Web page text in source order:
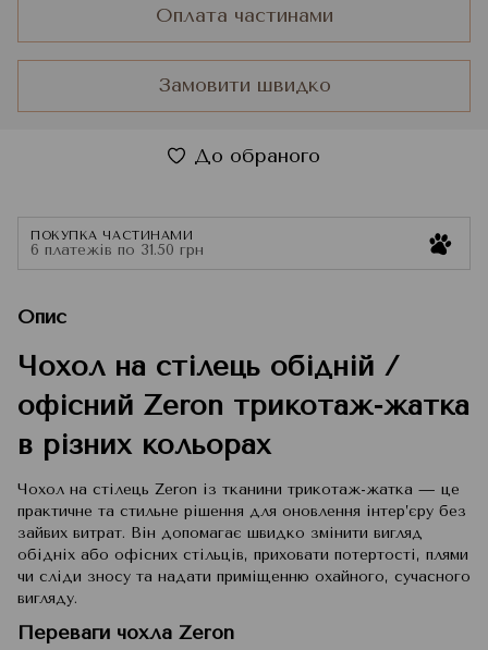
Оплата частинами
Замовити швидко
До обраного
ПОКУПКА ЧАСТИНАМИ
6 платежів по 31.50 грн
Опис
Чохол на стілець обідній /
офісний Zeron трикотаж-жатка
в різних кольорах
Чохол на стілець Zeron із тканини трикотаж-жатка — це
практичне та стильне рішення для оновлення інтер’єру без
зайвих витрат. Він допомагає швидко змінити вигляд
обідніх або офісних стільців, приховати потертості, плями
чи сліди зносу та надати приміщенню охайного, сучасного
вигляду.
Переваги чохла Zeron